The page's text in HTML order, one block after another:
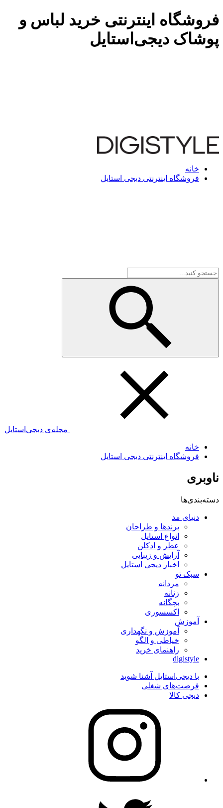
فروشگاه اینترنتی خرید لباس و
پوشاک دیجی‌استایل
خانه
فروشگاه اینترنتی دیجی استایل
مجله‌ی دیجی‌استایل
خانه
فروشگاه اینترنتی دیجی استایل
ناوبری
دسته‌بندی‌ها
دنیای مد
برندها و طراحان
انواع استایل
عطر و ادکلن
آرایش و زیبایی
اخبار دیجی استایل
سبک تو
مردانه
زنانه
بچگانه
اکسسوری
آموزش
آموزش و نگهداری
خیاطی و الگو
راهنمای خرید
digistyle
با دیجی‌استایل آشنا شوید
فرصت‌های شغلی
دیجی کالا